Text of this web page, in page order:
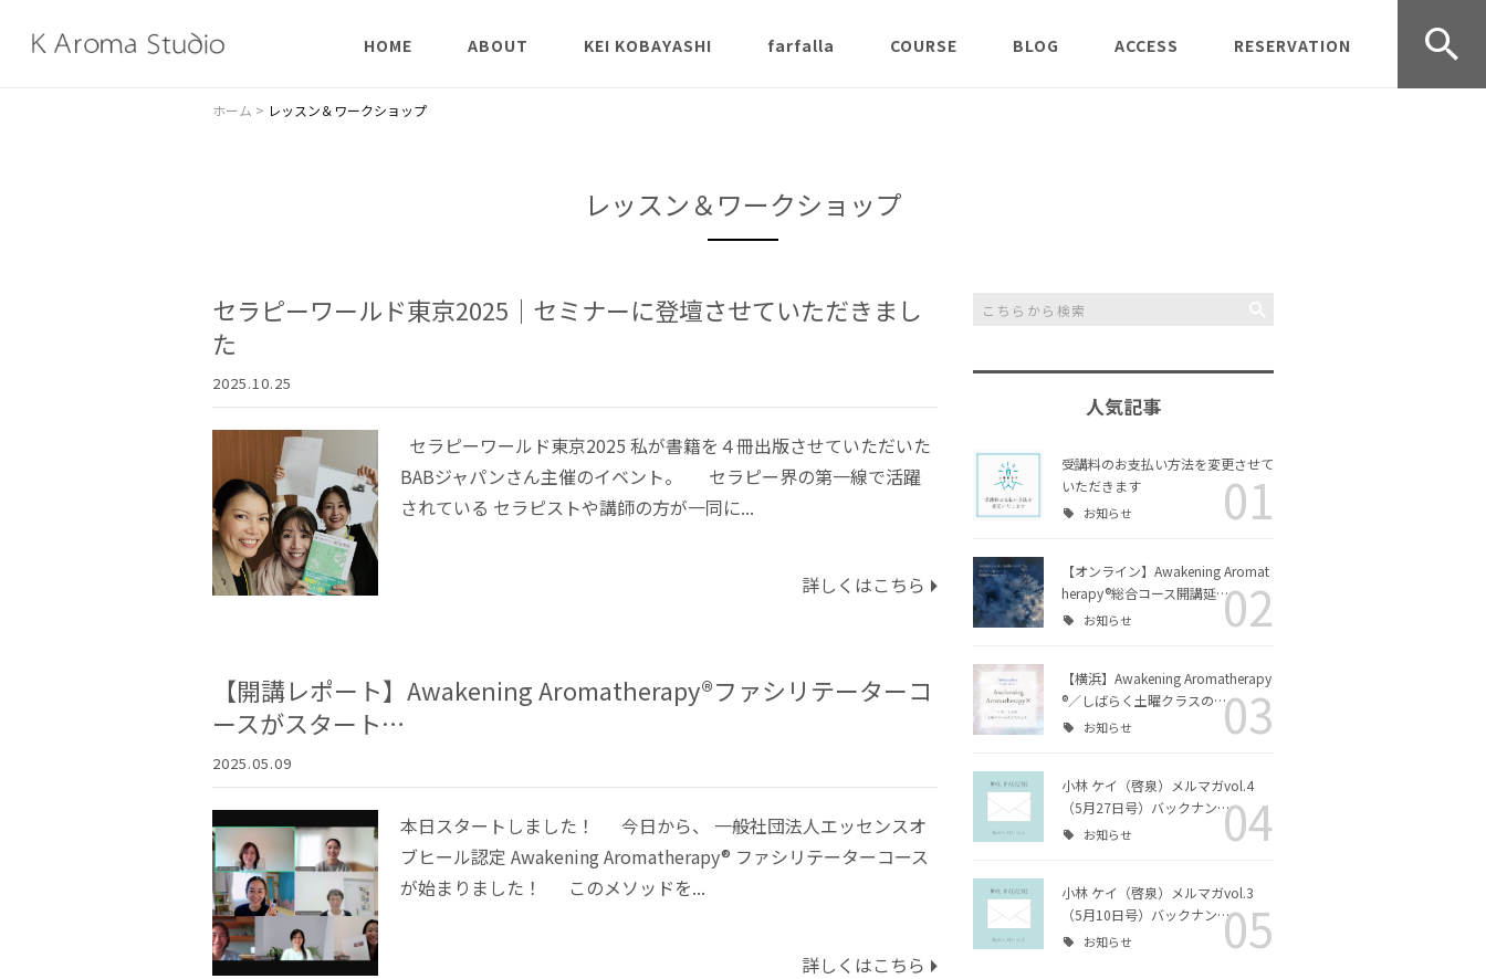
HOME
はじめての方へ
ABOUT KEI KOBAYASHI farfalla COURSE
氣とアロマ
スアロマ本コース
チャクラヒーリング・カ
チャクラヒーリング・カ
コース
ホリスティックアロマセ
協会認定ファシリテータ
Awakening Aromather
apy® ファシリテーター
チャクラヒーリング・ア
BLOG
日々のこと
ACCESS RESERVATION
ホーム > レッスン＆ワークショップ
レッスン＆ワークショップ
セラピーワールド東京2025｜セミナーに登壇させていただきまし
た
2025.10.25
セラピーワールド東京2025 私が書籍を４冊出版させていただいた
BABジャパンさん主催のイベント。 セラピー界の第一線で活躍
されている セラピストや講師の方が一同に...
詳しくはこちら
【開講レポート】Awakening Aromatherapy®ファシリテーターコ
ースがスタート…
2025.05.09
本日スタートしました！ 今日から、 一般社団法人エッセンスオ
ブヒール認定 Awakening Aromatherapy® ファシリテーターコース
が始まりました！ このメソッドを...
詳しくはこちら
人気記事
受講料のお支払い方法を変更させて
いただきます
お知らせ 01
【オンライン】Awakening Aromat
herapy®総合コース開講延…
お知らせ 02
【横浜】Awakening Aromatherapy
®／しばらく土曜クラスの…
お知らせ 03
小林 ケイ（啓泉）メルマガvol.4
（5月27日号）バックナン…
お知らせ 04
小林 ケイ（啓泉）メルマガvol.3
（5月10日号）バックナン…
お知らせ 05